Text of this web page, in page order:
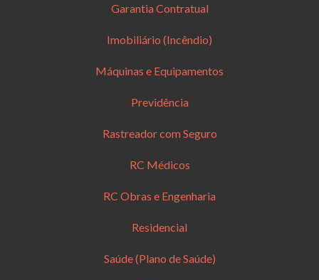
Garantia Contratual
Imobiliário (Incêndio)
Máquinas e Equipamentos
Previdência
Rastreador com Seguro
RC Médicos
RC Obras e Engenharia
Residencial
Saúde (Plano de Saúde)